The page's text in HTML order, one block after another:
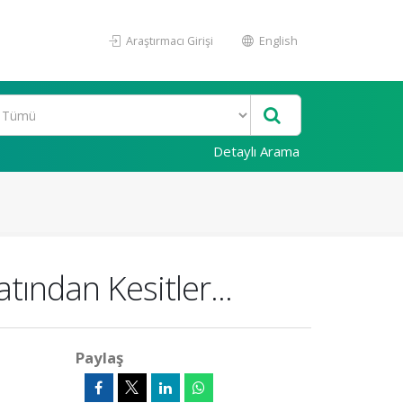
Araştırmacı Girişi English
Detaylı Arama
Kesitler...
Paylaş